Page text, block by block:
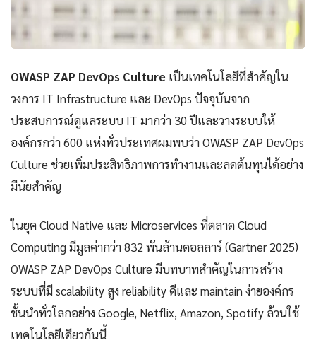
OWASP ZAP DevOps Culture เป็นเทคโนโลยีที่สำคัญใน
วงการ IT Infrastructure และ DevOps ปัจจุบันจาก
ประสบการณ์ดูแลระบบ IT มากว่า 30 ปีและวางระบบให้
องค์กรกว่า 600 แห่งทั่วประเทศผมพบว่า OWASP ZAP DevOps
Culture ช่วยเพิ่มประสิทธิภาพการทำงานและลดต้นทุนได้อย่าง
มีนัยสำคัญ
ในยุค Cloud Native และ Microservices ที่ตลาด Cloud
Computing มีมูลค่ากว่า 832 พันล้านดอลลาร์ (Gartner 2025)
OWASP ZAP DevOps Culture มีบทบาทสำคัญในการสร้าง
ระบบที่มี scalability สูง reliability ดีและ maintain ง่ายองค์กร
ชั้นนำทั่วโลกอย่าง Google, Netflix, Amazon, Spotify ล้วนใช้
เทคโนโลยีเดียวกันนี้